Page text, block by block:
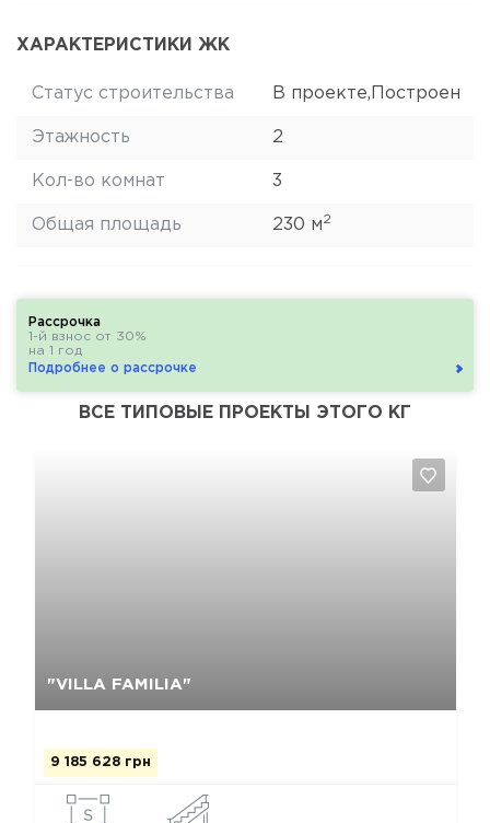
ХАРАКТЕРИСТИКИ ЖК
Статус строительства В проекте,Построен
Этажность 2
Кол-во комнат 3
Общая площадь 230 м2
Рассрочка
1-й взнос от 30%
на 1 год
Подробнее о рассрочке
ВСЕ ТИПОВЫЕ ПРОЕКТЫ ЭТОГО КГ
"VILLA FAMILIA"
9 185 628 грн